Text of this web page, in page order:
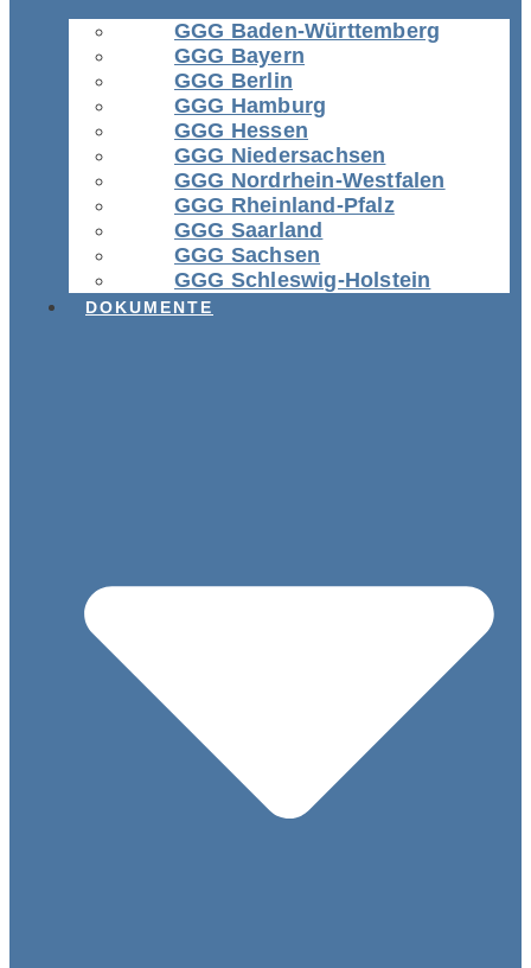
GGG Baden-Württemberg
GGG Bayern
GGG Berlin
GGG Hamburg
GGG Hessen
GGG Niedersachsen
GGG Nordrhein-Westfalen
GGG Rheinland-Pfalz
GGG Saarland
GGG Sachsen
GGG Schleswig-Holstein
DOKUMENTE